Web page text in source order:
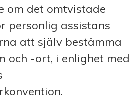
om det omtvistade
personlig assistans
att själv bestämma
och -ort, i enlighet med